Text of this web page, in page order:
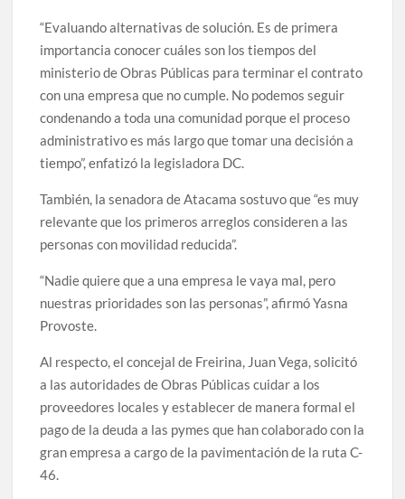
“Evaluando alternativas de solución. Es de primera
importancia conocer cuáles son los tiempos del
ministerio de Obras Públicas para terminar el contrato
con una empresa que no cumple. No podemos seguir
condenando a toda una comunidad porque el proceso
administrativo es más largo que tomar una decisión a
tiempo”, enfatizó la legisladora DC.
También, la senadora de Atacama sostuvo que “es muy
relevante que los primeros arreglos consideren a las
personas con movilidad reducida”.
“Nadie quiere que a una empresa le vaya mal, pero
nuestras prioridades son las personas”, afirmó Yasna
Provoste.
Al respecto, el concejal de Freirina, Juan Vega, solicitó
a las autoridades de Obras Públicas cuidar a los
proveedores locales y establecer de manera formal el
pago de la deuda a las pymes que han colaborado con la
gran empresa a cargo de la pavimentación de la ruta C-
46.